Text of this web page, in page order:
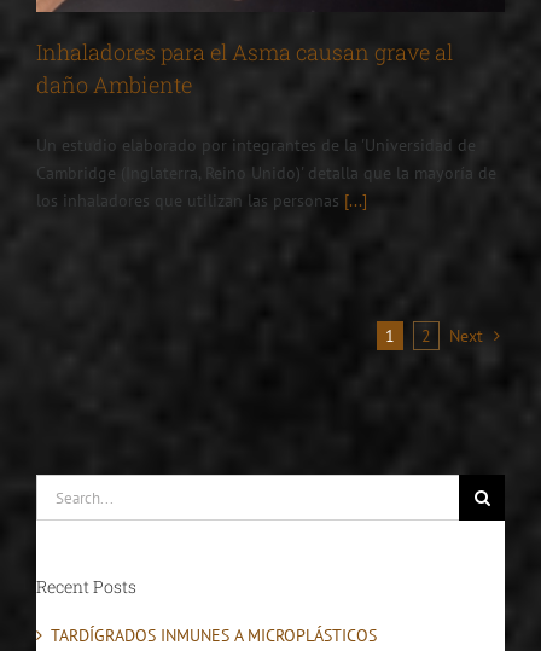
Inhaladores para el Asma causan grave al
daño Ambiente
Un estudio elaborado por integrantes de la 'Universidad de
Cambridge (Inglaterra, Reino Unido)' detalla que la mayoría de
los inhaladores que utilizan las personas [...]
1 2 Next
for:
Recent Posts
TARDÍGRADOS INMUNES A MICROPLÁSTICOS